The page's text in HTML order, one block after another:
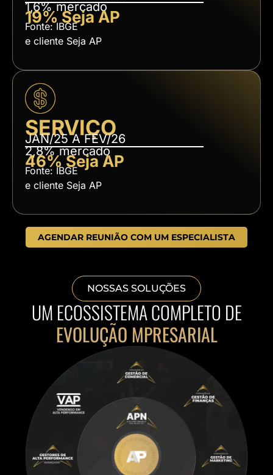
1,6% mercado
19% Seja AP
Fonte: IBGE
e cliente Seja AP
SERVIÇO
JAN/25 A FEV/26
2,8% mercado
46% Seja AP
Fonte: IBGE
e cliente Seja AP
AGENDAR REUNIÃO COM UM ESPECIALISTA
NOSSAS SOLUÇÕES
UM ECOSSISTEMA COMPLETO DE
EVOLUÇÃO MPRESARIAL